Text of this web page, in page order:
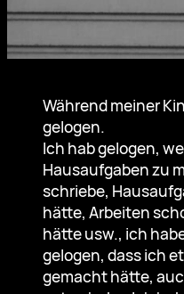
Während meiner
gelogen.
Ich hab gelogen,
Hausaufgaben zu
schriebe,
hätte, Arbeiten
hätte usw., ich
gelogen, dass ich
gemacht hätte,